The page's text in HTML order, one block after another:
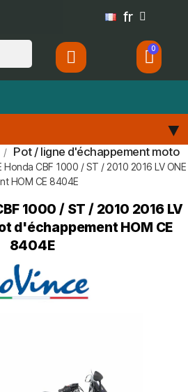
fr
Pot / ligne d'échappement moto
Honda CBF 1000 / ST / 2010 2016 LV ONE
HOM CE 8404E
1000 / ST / 2010 2016 LV
d'échappement HOM CE
8404E